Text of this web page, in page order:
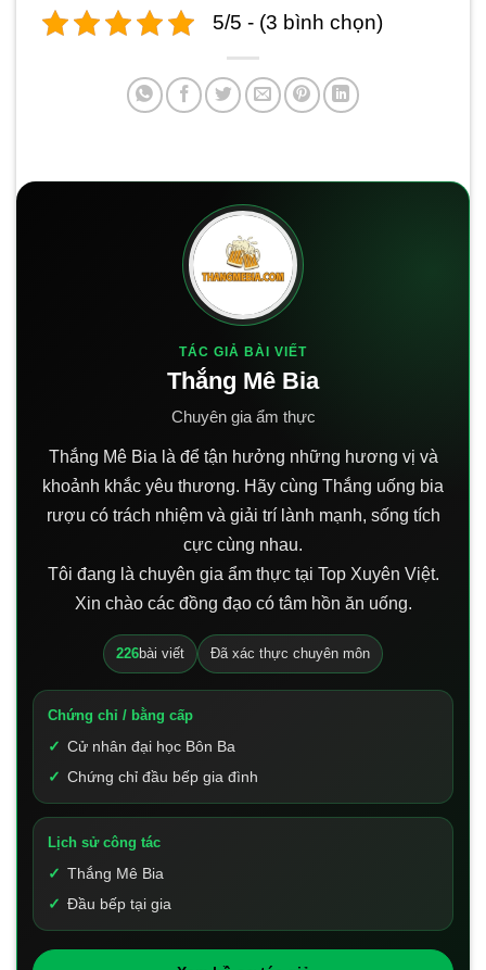
5/5 - (3 bình chọn)
TÁC GIẢ BÀI VIẾT
Thắng Mê Bia
Chuyên gia ẩm thực
Thắng Mê Bia là để tận hưởng những hương vị và
khoảnh khắc yêu thương. Hãy cùng Thắng uống bia
rượu có trách nhiệm và giải trí lành mạnh, sống tích
cực cùng nhau.
Tôi đang là chuyên gia ẩm thực tại Top Xuyên Việt.
Xin chào các đồng đạo có tâm hồn ăn uống.
226bài viết Đã xác thực chuyên môn
Chứng chỉ / bằng cấp
Cử nhân đại học Bôn Ba
Chứng chỉ đầu bếp gia đình
Lịch sử công tác
Thắng Mê Bia
Đầu bếp tại gia